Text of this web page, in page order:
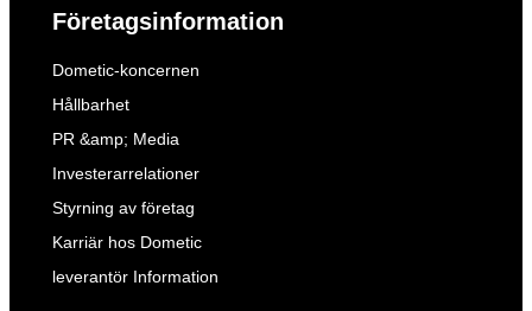
Företagsinformation
Dometic-koncernen
Hållbarhet
PR &amp; Media
Investerarrelationer
Styrning av företag
Karriär hos Dometic
leverantör Information